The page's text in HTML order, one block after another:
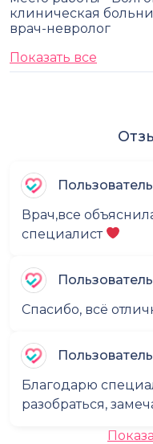
клиническая
врач-невролог
Показать все
Врач,все
специалист
Спасибо, всё
Благодарю
разобраться,